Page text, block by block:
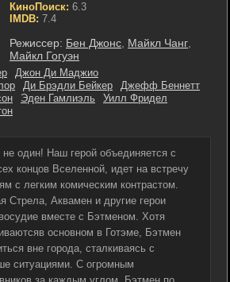
КиноПоиск: 6.3
IMDB: 7.4
Режиссер: Бен Джонс Майкл Чанг
Майкл Гогуэн
Джон Ди Маджио
Ди Брэдли Бейкер
Джефф Беннетт
Эден Гамлиэль
Уилл Фридел
не один! Наш герой объединяется с
концов Вселенной, идет на встречу
с легким комическим контрастом.
Стрела, Аквамен и другие герои
вместе с Бэтменом. Хотя
основном в Готэме, Бэтмен
вне города, сталкиваясь с
ситуациями. С огромным